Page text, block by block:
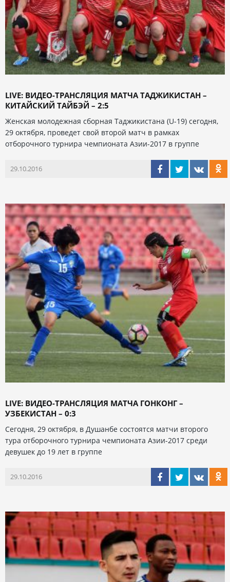
LIVE: ВИДЕО-ТРАНСЛЯЦИЯ МАТЧА ТАДЖИКИСТАН –
КИТАЙСКИЙ ТАЙБЭЙ – 2:5
Женская молодежная сборная Таджикистана (U-19) сегодня,
29 октября, проведет свой второй матч в рамках
отборочного турнира чемпионата Азии-2017 в группе
29.10.2016
LIVE: ВИДЕО-ТРАНСЛЯЦИЯ МАТЧА ГОНКОНГ –
УЗБЕКИСТАН – 0:3
Сегодня, 29 октября, в Душанбе состоятся матчи второго
тура отборочного турнира чемпионата Азии-2017 среди
девушек до 19 лет в группе
29.10.2016